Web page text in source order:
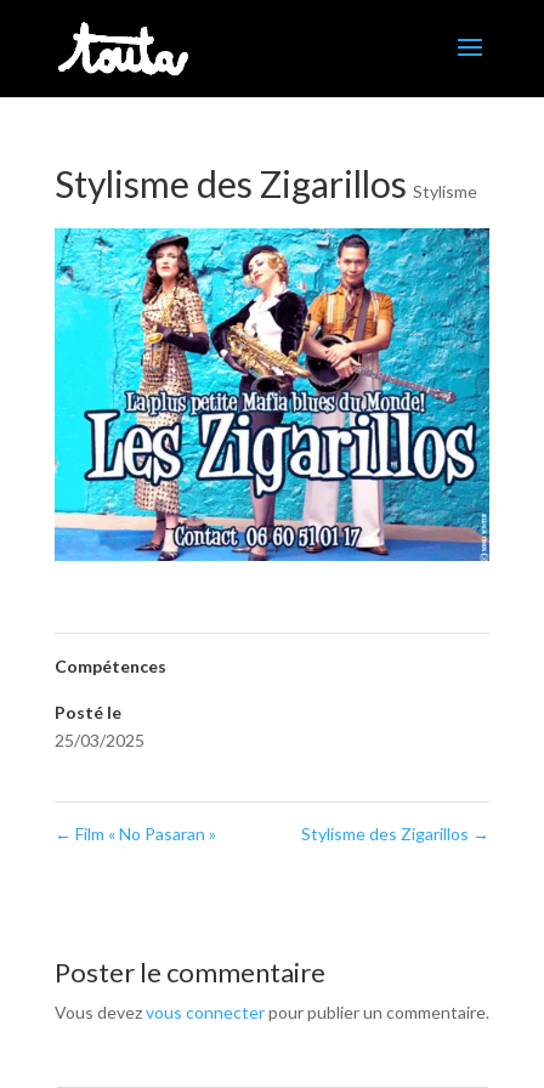
Stylisme des Zigarillos Stylisme
Compétences
Posté le
25/03/2025
← Film « No Pasaran » Stylisme des Zigarillos →
Poster le commentaire
Vous devezvous connecterpour publier un commentaire.